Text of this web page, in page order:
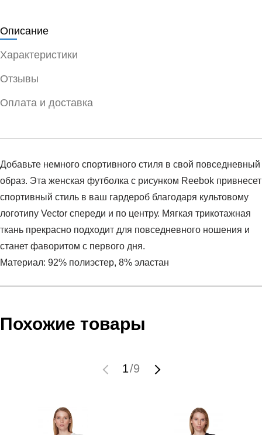
Описание
Характеристики
Отзывы
Оплата и доставка
Добавьте немного спортивного стиля в свой повседневный
образ. Эта женская футболка с рисунком Reebok привнесет
спортивный стиль в ваш гардероб благодаря культовому
логотипу Vector спереди и по центру. Мягкая трикотажная
ткань прекрасно подходит для повседневного ношения и
станет фаворитом с первого дня.
Материал: 92% полиэстер, 8% эластан
Пол:женский
Производитель:
Срок отгрузки:
Инструкция по оплате есть в самом конце счета, который
мы не увидим Вашу оплату.
Самовывоз в Москве.
Похожие товары
1/9